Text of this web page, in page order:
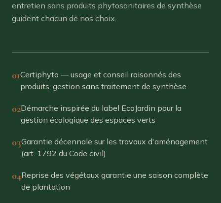
entretien sans produits phytosanitaires de synthèse
guident chacun de nos choix.
01Certiphyto — usage et conseil raisonnés des
produits, gestion sans traitement de synthèse
02Démarche inspirée du label EcoJardin pour la
gestion écologique des espaces verts
03Garantie décennale sur les travaux d'aménagement
(art. 1792 du Code civil)
04Reprise des végétaux garantie une saison complète
de plantation